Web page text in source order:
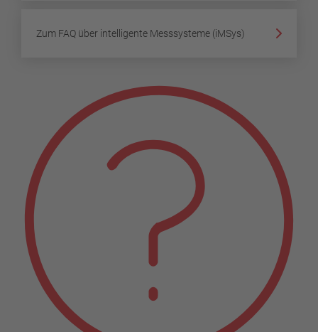
Zum FAQ über intelligente Messsysteme (iMSys)